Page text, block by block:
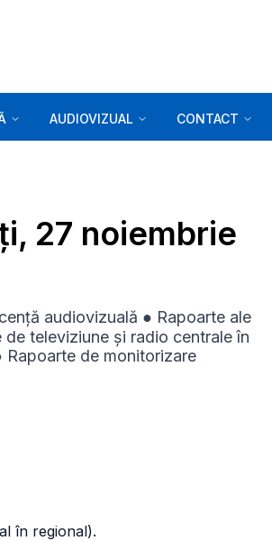
AUDIOVIZUAL CONTACT
27 noiembrie
audiovizuală ● Rapoarte ale
televiziune și radio centrale în
Rapoarte de monitorizare
în regional).